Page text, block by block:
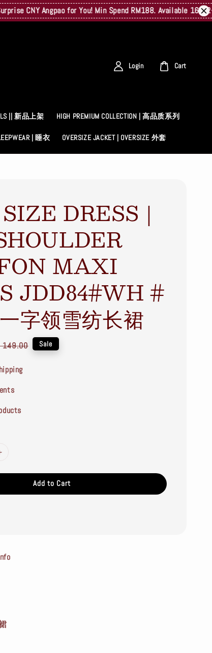
CNY Angpao for You! Min Spend RM188. Available 16/
|| 新品上架 HIGH PREMIUM COLLECTION | 高品质系列
| 睡衣 OVERSIZE JACKET | OVERSIZE 外套
Login Cart
DRESS｜
MAXI
JDD84#WH #
字领雪纺长裙
149.00 Sale
Add to Cart